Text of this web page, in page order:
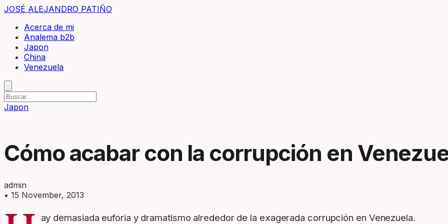
JOSÉ ALEJANDRO PATIÑO
Acerca de mi
Analema b2b
Japon
China
Venezuela
Japon
Cómo acabar con la corrupción en
admin
• 15 November, 2013
ay demasiada euforia y dramatismo alrededor de la exagerada corrupción en Venezuela.